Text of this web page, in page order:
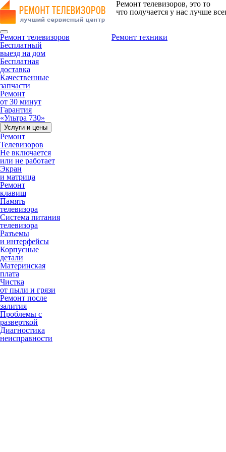
Ремонт телевизоров, это то
что получается у нас лучше
Ремонт телевизоров
Ремонт техники
Бесплатный
выезд на дом
Бесплатная
доставка
Качественные
запчасти
Ремонт
от 30 минут
Гарантия
«Ультра 730»
Услуги и цены
Ремонт
Телевизоров
Не включается
или не работает
Экран
и матрица
Ремонт
клавиш
Память
телевизора
Система питания
телевизора
Разъемы
и интерфейсы
Корпусные
детали
Материнская
плата
Чистка
от пыли и грязи
Ремонт после
залития
Проблемы с
разверткой
Диагностика
неисправности